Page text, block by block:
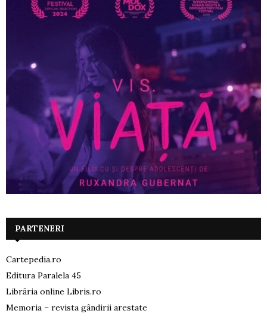
PARTENERI
Cartepedia.ro
Editura Paralela 45
Librăria online Libris.ro
Memoria – revista gândirii arestate